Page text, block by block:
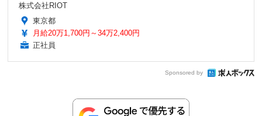
株式会社RIOT
東京都
月給20万1,700円～34万2,400円
正社員
Sponsored by